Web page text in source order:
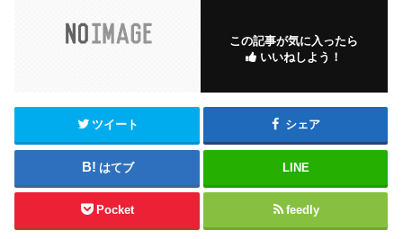
この記事が気に入ったら
いいねしよう！
ツイート シェア
はてブ LINE
Pocket feedly